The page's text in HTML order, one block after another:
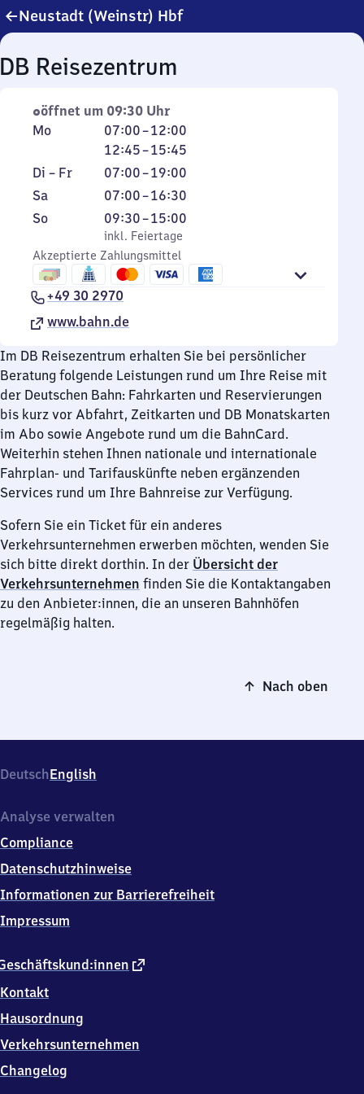
Neustadt (Weinstr) Hbf
Reisezentrum
öffnet um 09:30 Uhr
Montag
Mo 07:00–12:00
Von
7
Uhr
bis
Uhr
12:45–15:45
Von
12
Uhr
45
15
Uhr
45
Dienstag
bis
Freitag
Di – Fr 07:00–19:00
Von
7
Uhr
bis
19
Uhr
Samstag
Sa 07:00–16:30
Von
7
Uhr
bis
16
Uhr
Sonntag
So,
inkl. Feiertage
09:30–15:00
Von
9
Uhr
30
bis
15
inkl. Feiertage
Akzeptierte Zahlungsmittel
+49 30 2970
www.bahn.de
Im DB Reisezentrum erhalten Sie bei persönlicher
Beratung folgende Leistungen rund um Ihre Reise mit
der Deutschen Bahn: Fahrkarten und Reservierungen
bis kurz vor Abfahrt, Zeitkarten und DB Monatskarten
im Abo sowie Angebote rund um die BahnCard.
Weiterhin stehen Ihnen nationale und internationale
Fahrplan- und Tarifauskünfte neben ergänzenden
Services rund um Ihre Bahnreise zur Verfügung.
Sofern Sie ein Ticket für ein anderes
Verkehrsunternehmen erwerben möchten, wenden Sie
sich bitte direkt dorthin. In der Übersicht der
Verkehrsunternehmen finden Sie die Kontaktangaben
zu den Anbieter:innen, die an unseren Bahnhöfen
regelmäßig halten.
Nach oben
DeutschEnglish
externer
Kontakt
Hausordnung
Verkehrsunternehmen
Changelog
Analyse verwalten
Compliance
Datenschutzhinweise
Informationen zur Barrierefreiheit
Impressum